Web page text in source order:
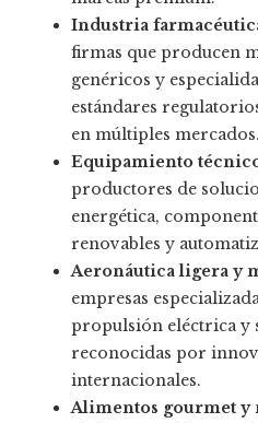
Industria
firmas que producen
genéricos y
estándares
en múltiples mercados.
Equipamiento
productores de
energética,
renovables y
Aeronáutica ligera y
empresas
propulsión eléctrica y
reconocidas por
internacionales.
Alimentos gourmet y